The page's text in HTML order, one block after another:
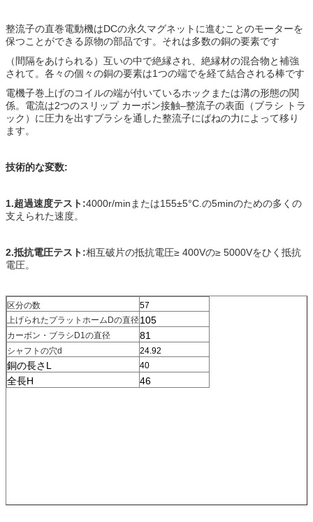
整流子の直巻電動機はDCの永久マグネットに進むことのモーターを
保つことができる原物の部品です。それは多数の銅の要素です
（間隔をあけられる）互いの中で絶縁され、絶縁材の混合物と補強
されて。各々の個々の銅の要素は1つの端でを経て結合される棒です
電機子巻上げのコイルの端が付いているホックまたは溝の形態の関
係。電流は2つのスリップ カーボン接触–整流子の表面 （ブラシ トラ
ック）に圧力を出すブラシを通した整流子にばねの力によって移り
ます。
技術的な変数:
1.超過速度テスト:4000r/minまたは155±5°C.の5minのための多くの
支えられた速度。
2.抵抗電圧テスト:相互破片の抵抗電圧≥ 400Vの≥ 5000Vをひく抵抗
電圧。
区分の数
57
上げられたプラットホームDの直径105
カーボン・ブラシD1の直径 81
シャフトの穴d 24.92
銅の長さL 40
全長H 46